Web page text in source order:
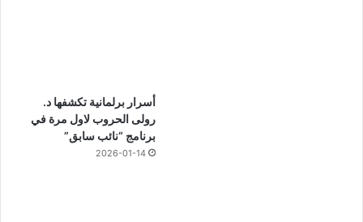
أسرار برلمانية تكشفها د.
رولى الحروب لاول مرة في
برنامج “نائب سابق”
2026-01-14